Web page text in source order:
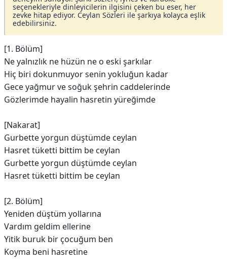
seçenekleriyle dinleyicilerin ilgisini çeken bu eser, her
zevke hitap ediyor. Ceylan Sözleri ile şarkıya kolayca eşlik
edebilirsiniz.
[1. Bölüm]
Ne yalnızlık ne hüzün ne o eski şarkılar
Hiç biri dokunmuyor senin yokluğun kadar
Gece yağmur ve soğuk şehrin caddelerinde
Gözlerimde hayalin hasretin yüreğimde
[Nakarat]
Gurbette yorgun düştümde ceylan
Hasret tüketti bittim be ceylan
Gurbette yorgun düştümde ceylan
Hasret tüketti bittim be ceylan
[2. Bölüm]
Yeniden düştüm yollarına
Vardım geldim ellerine
Yitik buruk bir çocuğum ben
Koyma beni hasretine